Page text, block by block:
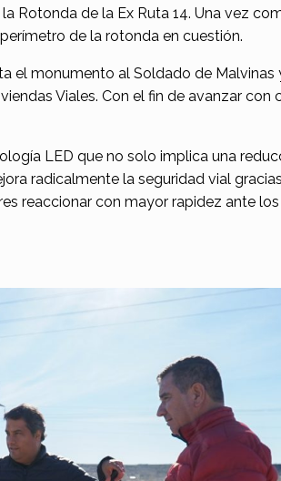
Rotonda de la Ex Ruta 14. Una vez
de la rotonda en cuestión.
el monumento al Soldado de Malvinas
Viales. Con el fin de avanzar con
LED que no solo implica una
radicalmente la seguridad vial
reaccionar con mayor rapidez ante los